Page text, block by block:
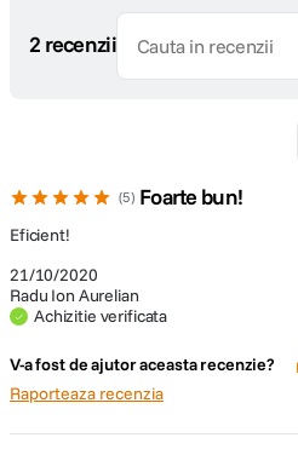
2 recenzii
5 Foarte bun!
21/10/2020
Radu Ion Aurelian
Achizitie verificata
Eficient!
V-a fost de ajutor aceasta recenzie?
Raporteaza recenzia